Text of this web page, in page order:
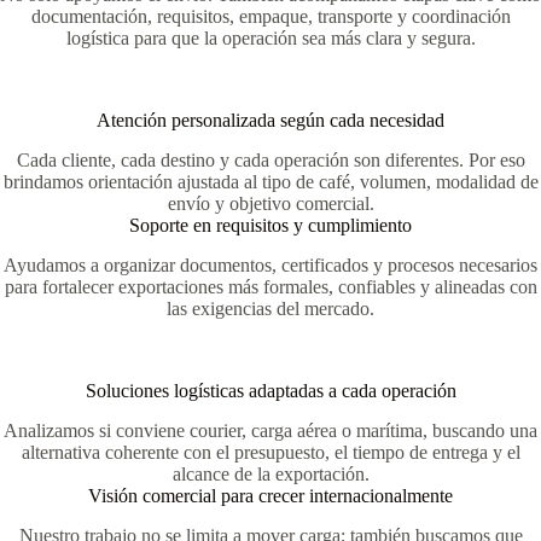
documentación, requisitos, empaque, transporte y coordinación
logística para que la operación sea más clara y segura.
Atención personalizada según cada necesidad
Cada cliente, cada destino y cada operación son diferentes. Por eso
brindamos orientación ajustada al tipo de café, volumen, modalidad de
envío y objetivo comercial.
Soporte en requisitos y cumplimiento
Ayudamos a organizar documentos, certificados y procesos necesarios
para fortalecer exportaciones más formales, confiables y alineadas con
las exigencias del mercado.
Soluciones logísticas adaptadas a cada operación
Analizamos si conviene courier, carga aérea o marítima, buscando una
alternativa coherente con el presupuesto, el tiempo de entrega y el
alcance de la exportación.
Visión comercial para crecer internacionalmente
Nuestro trabajo no se limita a mover carga; también buscamos que